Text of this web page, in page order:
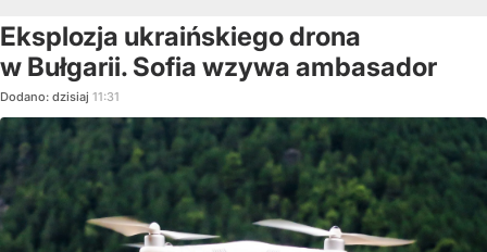
Eksplozja ukraińskiego drona
w Bułgarii. Sofia wzywa ambasador
Dodano: dzisiaj 11:31